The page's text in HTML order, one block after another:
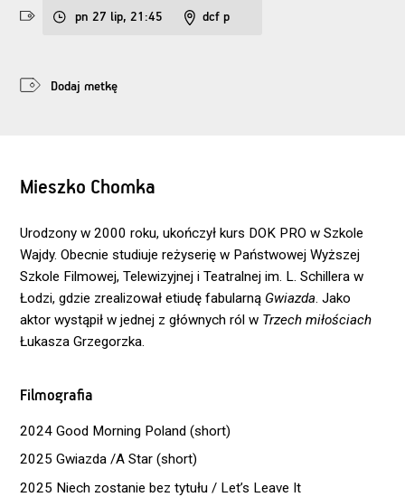
pn 27 lip, 21:45 dcf p
Dodaj metkę
Mieszko Chomka
Urodzony w 2000 roku, ukończył kurs DOK PRO w Szkole
Wajdy. Obecnie studiuje reżyserię w Państwowej Wyższej
Szkole Filmowej, Telewizyjnej i Teatralnej im. L. Schillera w
Łodzi, gdzie zrealizował etiudę fabularną Gwiazda. Jako
aktor wystąpił w jednej z głównych ról w Trzech miłościach
Łukasza Grzegorzka.
Filmografia
2024 Good Morning Poland (short)
2025 Gwiazda /A Star (short)
2025 Niech zostanie bez tytułu / Let’s Leave It